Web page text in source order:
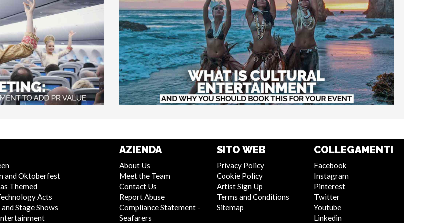
and Oktoberfest
Themed
Acts
Stage Shows
AZIENDA
About Us
Meet the Team
Contact Us
Report Abuse
Compliance Statement -
Seafarers
SITO WEB
Privacy Policy
Cookie Policy
Artist Sign Up
Terms and Conditions
Sitemap
COLLEGAMENTI
Facebook
Instagram
Pinterest
Twitter
Youtube
Linkedin